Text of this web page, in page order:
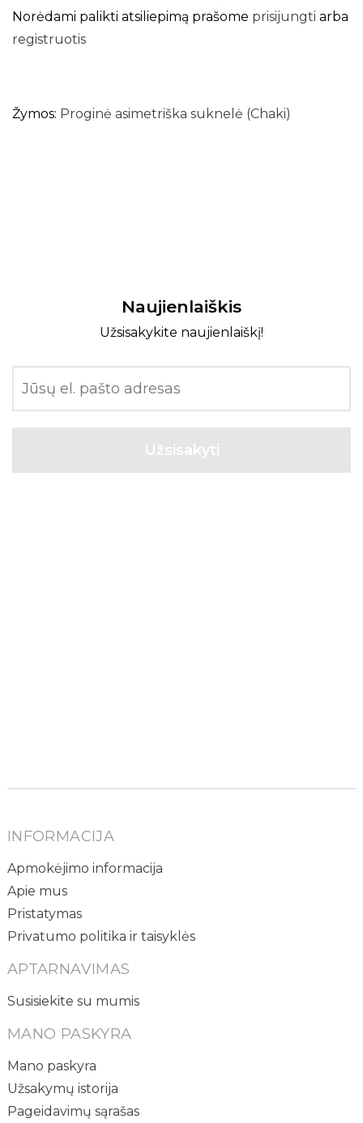
Norėdami palikti atsiliepimą prašome prisijungti arba
registruotis
Žymos: Proginė asimetriška suknelė (Chaki)
Naujienlaiškis
Užsisakykite naujienlaiškį!
INFORMACIJA
Apmokėjimo informacija
Apie mus
Pristatymas
Privatumo politika ir taisyklės
APTARNAVIMAS
Susisiekite su mumis
MANO PASKYRA
Mano paskyra
Užsakymų istorija
Pageidavimų sąrašas